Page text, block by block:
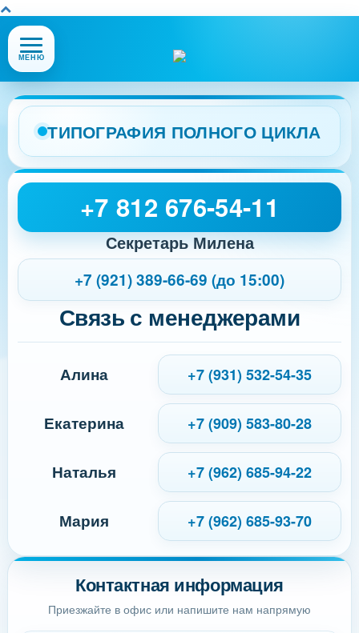
Открыть
или
меню
сайта
МЕНЮ
ТИПОГРАФИЯ ПОЛНОГО ЦИКЛА
Контактная информация
Приезжайте в офис или напишите нам напрямую
+7 812 676-54-11
Секретарь Милена
+7 (921) 389-66-69 (до 15:00)
Связь с менеджерами
Алина +7 (931) 532-54-35
Екатерина +7 (909) 583-80-28
Наталья +7 (962) 685-94-22
Мария +7 (962) 685-93-70